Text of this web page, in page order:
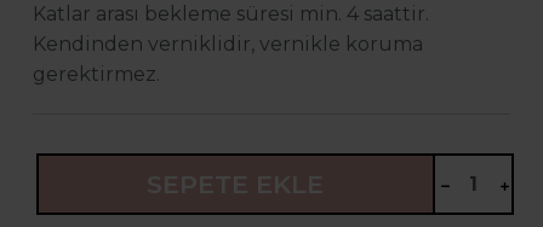
Katlar arası bekleme süresi min. 4 saattir.
Kendinden verniklidir, vernikle koruma
gerektirmez.